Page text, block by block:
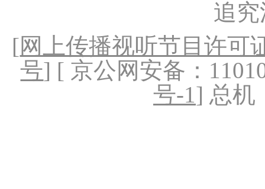
追
[网上传播视听节目许可
号] [ 京公网安备：
号-1] 总机